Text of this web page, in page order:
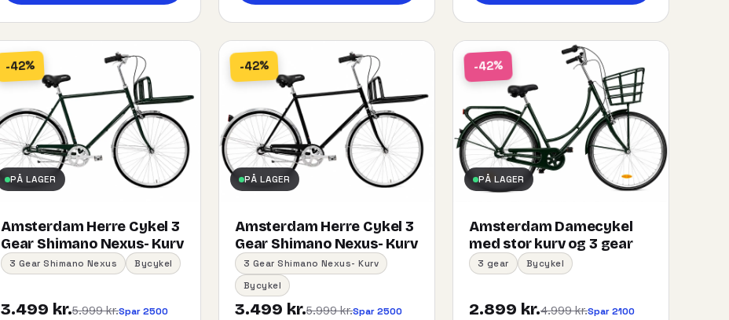
-42%
PÅ LAGER
Amsterdam Herre Cykel 3
Gear Shimano Nexus- Kurv
3 Gear Shimano Nexus Bycykel
3.499 kr.5.999 kr.Spar 2500
-42%
PÅ LAGER
Amsterdam Herre Cykel 3
Gear Shimano Nexus- Kurv
3 Gear Shimano Nexus- Kurv
Bycykel
3.499 kr.5.999 kr.Spar 2500
-42%
PÅ LAGER
Amsterdam Damecykel
med stor kurv og 3 gear
3 gear Bycykel
2.899 kr.4.999 kr.Spar 2100